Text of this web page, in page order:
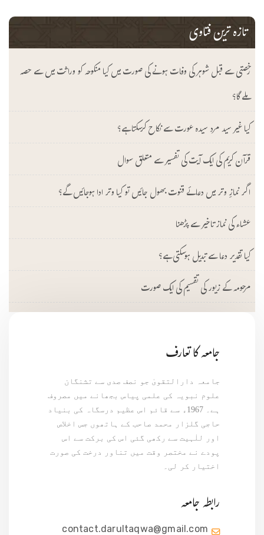
تازہ ترین فتاوی
رخصتی سے قبل شوہر کی وفات ہونے کی صورت میں کیا منکوحہ کو وراثت میں سے حصہ
ملے گا؟
کیا غیر سید مرد سیدہ عورت سے نکاح کرسکتا ہے؟
قرآن کریم کی ایک آیت کی تفسیر سے متعلق سوال
اگر نمازِ وتر میں دعائے قنوت بھول جائیں تو کیا وتر ادا ہوجائیں گے؟
عشاء کی نماز تاخیر سے پڑھنا
کیا تقدیر دعا سے تبدیل ہوسکتی ہے؟
مرحومہ کے زیور کی تقسیم کی ایک صورت
جامعہ کا تعارف
جامعہ دارالتقویٰ جو نصف صدی سے تشنگان
علوم نبویہ کی علمی پیاس بجھانے میں مصروف
ہے۔ 1967ء سے قائم اس عظیم درسگاہ کی بنیاد
حاجی گلزار محمد صاحب کے ہاتھوں جس اخلاص
اور للٰہیت سے رکھی گئی اس کی برکت سے اس
پودے نے مختصر وقت میں تناور درخت کی صورت
اختیار کر لی۔
رابطہ جامعہ
contact.darultaqwa@gmail.com